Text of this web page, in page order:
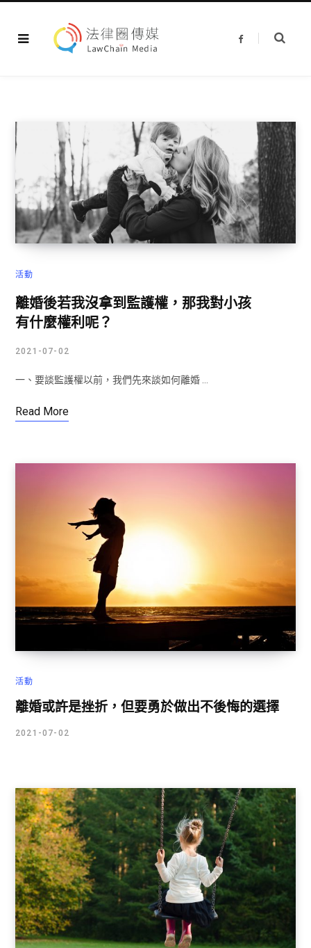
F
活動
離婚後若我沒拿到監護權，那我對小孩
有什麼權利呢？
2021-07-02
一、要談監護權以前，我們先來談如何離婚 …
Read More
活動
離婚或許是挫折，但要勇於做出不後悔的選擇
2021-07-02